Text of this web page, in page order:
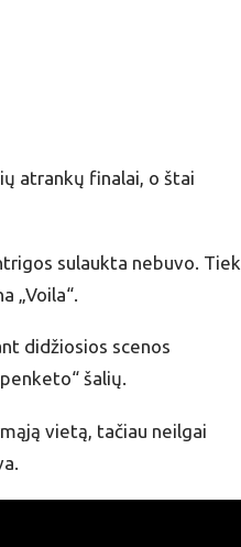
atrankų finalai, o štai
sulaukta nebuvo. Tiek
„Voila“.
didžiosios scenos
šalių.
vietą, tačiau neilgai